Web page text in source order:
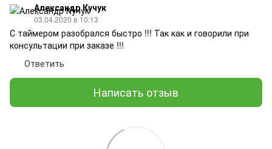
Александр Кучук
03.04.2020 в 10:13
С таймером разобрался быстро !!! Так как и говорили при
консультации при заказе !!!
Ответить
Написать отзыв